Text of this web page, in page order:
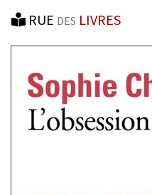
RUE DES LIVRES